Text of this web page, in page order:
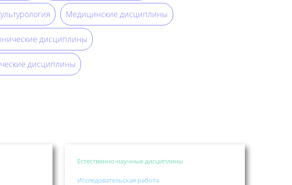
Медицинские дисциплины
дисциплины
дисциплины
Естественно-научные дисциплины
Исследовательская работа